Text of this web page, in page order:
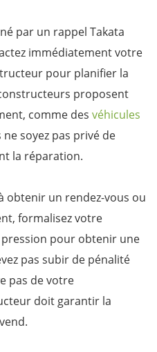
par un rappel Takata
immédiatement votre
pour planifier la
proposent
comme des véhicules
soyez pas privé de
la réparation.
obtenir un rendez-vous ou
formalisez votre
pour obtenir une
pas subir de pénalité
pas de votre
doit garantir la